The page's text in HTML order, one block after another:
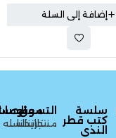
إضافة إلى السلة
سلسة
كتب قطر
الندى
التسوق
منتجاتنا
تاريخناالسله